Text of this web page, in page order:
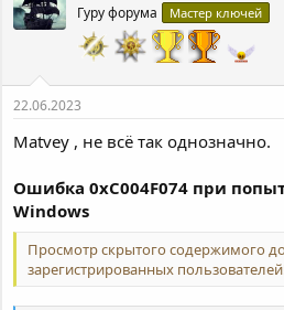
и
и
Гуру форума Мастер ключей
22.06.2023
Matvey , не всё так однозначно.
Ошибка 0xC004F074 при
Windows
Просмотр скрытого содержимого
зарегистрированных